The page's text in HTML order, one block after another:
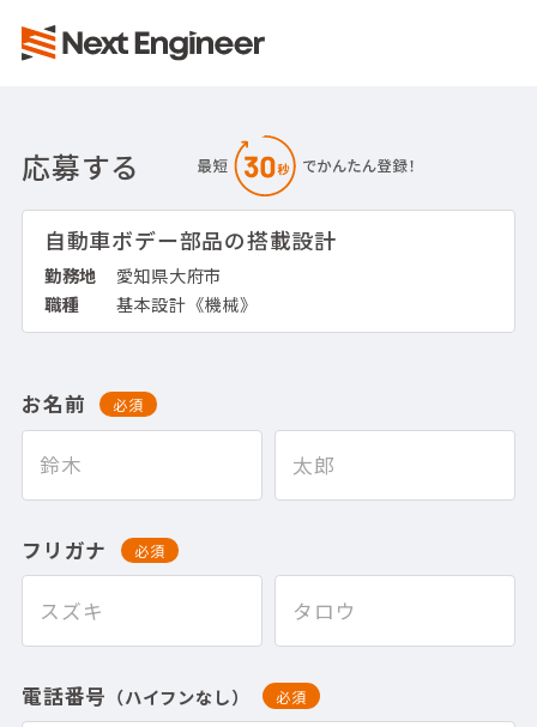
応募する
自動車ボデー部品の搭載設計
勤務地
愛知県大府市
職種
基本設計《機械》
お名前 必須
フリガナ 必須
電話番号 （ハイフンなし） 必須